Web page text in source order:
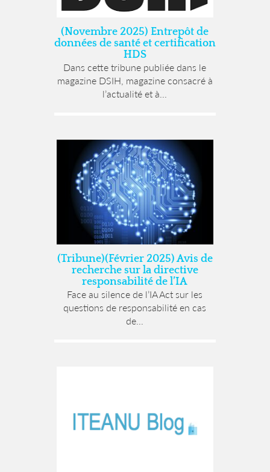
(Novembre 2025) Entrepôt de
données de santé et certification
HDS
Dans cette tribune publiée dans le
magazine DSIH, magazine consacré à
l’actualité et à...
(Tribune)(Février 2025) Avis de
recherche sur la directive
responsabilité de l’IA
Face au silence de l’IA Act sur les
questions de responsabilité en cas
de...